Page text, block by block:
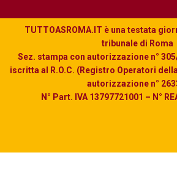
TUTTOASROMA.IT è una testata
tribunale di Roma
Sez. stampa con autorizzazione n°
iscritta al R.O.C. (Registro Operatori
autorizzazione n°
N° Part. IVA 13797721001 – N°